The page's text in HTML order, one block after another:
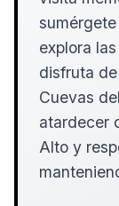
explora
disfruta
Cuevas
atardecer
Alto y